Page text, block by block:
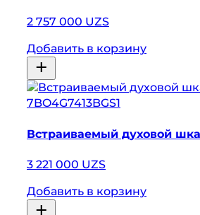
2 757 000 UZS
Добавить в корзину
7BO4G7413BGS1
Встраиваемый духовой
3 221 000 UZS
Добавить в корзину